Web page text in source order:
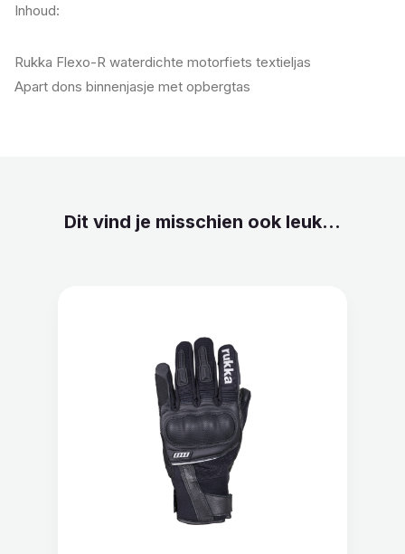
Inhoud:
Rukka Flexo-R waterdichte motorfiets textieljas
Apart dons binnenjasje met opbergtas
Dit vind je misschien ook leuk...